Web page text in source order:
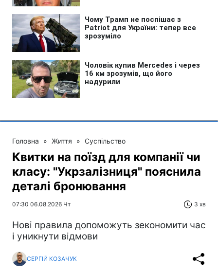
Головна » Життя » Суспільство
Квитки на поїзд для компанії чи
класу: "Укрзалізниця" пояснила
деталі бронювання
07:30 06.08.2026 Чт 3 хв
Нові правила допоможуть зекономити час
і уникнути відмови
СЕРГІЙ КОЗАЧУК